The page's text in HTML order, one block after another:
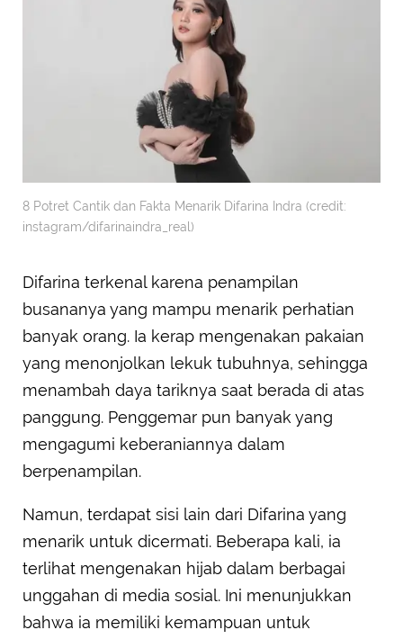
8 Potret Cantik dan Fakta Menarik Difarina Indra (credit:
instagram/difarinaindra_real)
Difarina terkenal karena penampilan
busananya yang mampu menarik perhatian
banyak orang. Ia kerap mengenakan pakaian
yang menonjolkan lekuk tubuhnya, sehingga
menambah daya tariknya saat berada di atas
panggung. Penggemar pun banyak yang
mengagumi keberaniannya dalam
berpenampilan.
Namun, terdapat sisi lain dari Difarina yang
menarik untuk dicermati. Beberapa kali, ia
terlihat mengenakan hijab dalam berbagai
unggahan di media sosial. Ini menunjukkan
bahwa ia memiliki kemampuan untuk